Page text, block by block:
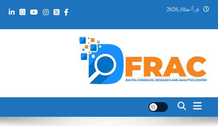
Skip پیر, اگست 10, 2026
DFRAC_ORG